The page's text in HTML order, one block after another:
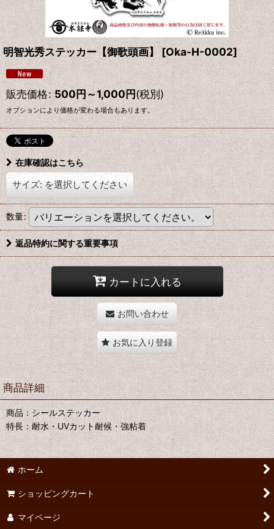
明智光秀ステッカー【御歌頭画】 [Oka-H-0002]
販売価格: 500円～1,000円(税別)
オプションにより価格が変わる場合もあります。
在庫確認はこちら
サイズ: を選択してください
数量:
返品特約に関する重要事項
カートに入れる
お問い合わせ
お気に入り登録
商品詳細
商品：シールステッカー
特長：耐水・UVカット耐候・強粘着
ホーム
ショッピングカート
マイページ